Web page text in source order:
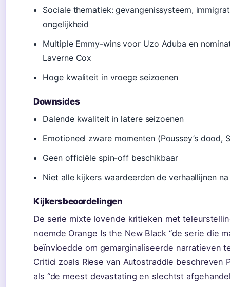
Sociale thematiek: gevangenissysteem,
ongelijkheid
Multiple Emmy-wins voor Uzo Aduba en
Laverne Cox
Hoge kwaliteit in vroege seizoenen
Downsides
Dalende kwaliteit in latere seizoenen
Emotioneel zware momenten (Poussey’s dood,
Geen officiële spin-off beschikbaar
Niet alle kijkers waardeerden de verhaallijnen
Kijkersbeoordelingen
De serie mixte lovende kritieken met
noemde Orange Is the New Black “de serie die
beïnvloedde om gemarginaliseerde narratieven
Critici zoals Riese van Autostraddle beschreven
als “de meest devastating en slechtst